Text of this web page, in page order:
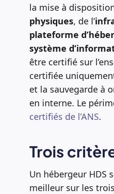
la mise à
physiques, de l’
plateforme
système
être certifié sur
certifiée
et la sauvegarde à
en interne. Le
certifiés de l’ANS.
Trois
Un hébergeur HDS
meilleur sur les